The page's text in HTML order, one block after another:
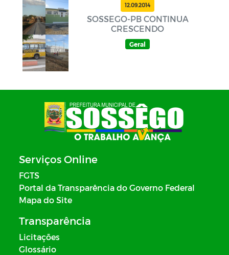
12.09.2014
SOSSEGO-PB CONTINUA
CRESCENDO
Geral
Serviços Online
FGTS
Portal da Transparência do Governo Federal
Mapa do Site
Transparência
Licitações
Glossário